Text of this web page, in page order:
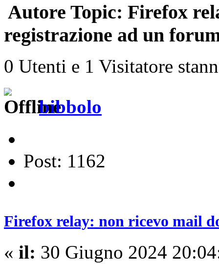
Autore Topic: Firefox
registrazione ad un
0 Utenti e 1 Visitatore
bibbolo
Post: 1162
Firefox relay: non ricevo mail
« il: 30 Giugno 2024